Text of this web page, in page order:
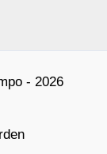
- 2026